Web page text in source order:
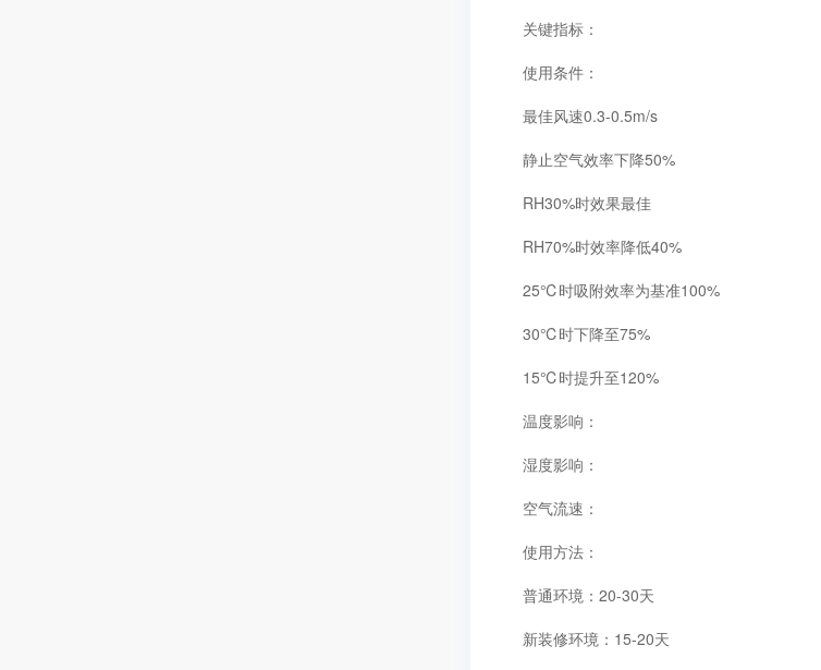
关键指标：
使用条件：
最佳风速0.3-0.5m/s
静止空气效率下降50%
RH30%时效果最佳
RH70%时效率降低40%
25℃时吸附效率为基准100%
30℃时下降至75%
15℃时提升至120%
温度影响：
湿度影响：
空气流速：
使用方法：
普通环境：20-30天
新装修环境：15-20天